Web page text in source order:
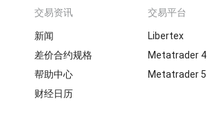
交易资讯
新闻
差价合约规格
帮助中心
财经日历
交易平台
Libertex
Metatrader 4
Metatrader 5